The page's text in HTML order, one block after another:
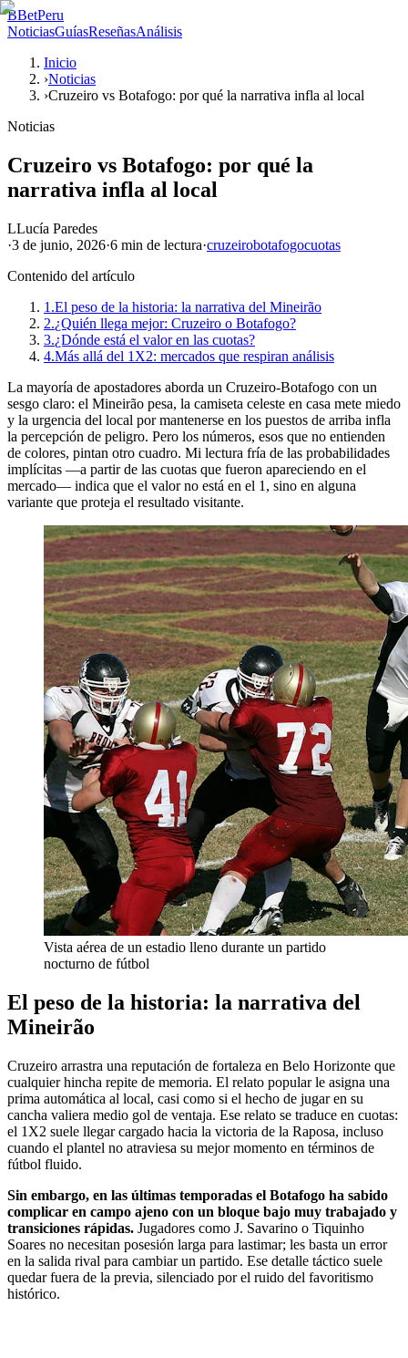
BBetPeru
NoticiasGuíasReseñasAnálisis
Inicio
›Noticias
›Cruzeiro vs Botafogo: por qué la narrativa infla al local
Noticias
Cruzeiro vs Botafogo: por qué la
narrativa infla al local
LLucía Paredes
·3 de junio, 2026·6 min de lectura·cruzeirobotafogocuotas
Contenido del artículo
1.El peso de la historia: la narrativa del Mineirão
2.¿Quién llega mejor: Cruzeiro o Botafogo?
3.¿Dónde está el valor en las cuotas?
4.Más allá del 1X2: mercados que respiran análisis
La mayoría de apostadores aborda un Cruzeiro-Botafogo con un
sesgo claro: el Mineirão pesa, la camiseta celeste en casa mete miedo
y la urgencia del local por mantenerse en los puestos de arriba infla
la percepción de peligro. Pero los números, esos que no entienden
de colores, pintan otro cuadro. Mi lectura fría de las probabilidades
implícitas —a partir de las cuotas que fueron apareciendo en el
mercado— indica que el valor no está en el 1, sino en alguna
variante que proteja el resultado visitante.
Vista aérea de un estadio lleno durante un partido
nocturno de fútbol
El peso de la historia: la narrativa del
Mineirão
Cruzeiro arrastra una reputación de fortaleza en Belo Horizonte que
cualquier hincha repite de memoria. El relato popular le asigna una
prima automática al local, casi como si el hecho de jugar en su
cancha valiera medio gol de ventaja. Ese relato se traduce en cuotas:
el 1X2 suele llegar cargado hacia la victoria de la Raposa, incluso
cuando el plantel no atraviesa su mejor momento en términos de
fútbol fluido.
Sin embargo, en las últimas temporadas el Botafogo ha sabido
complicar en campo ajeno con un bloque bajo muy trabajado y
transiciones rápidas. Jugadores como J. Savarino o Tiquinho
Soares no necesitan posesión larga para lastimar; les basta un error
en la salida rival para cambiar un partido. Ese detalle táctico suele
quedar fuera de la previa, silenciado por el ruido del favoritismo
histórico.